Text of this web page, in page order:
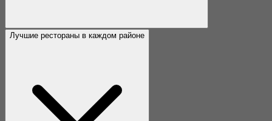
Лучшие рестораны в каждом районе